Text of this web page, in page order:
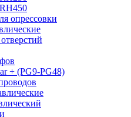
опрессовки
+ (PG9-PG48)